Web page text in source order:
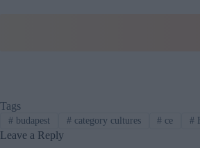
Tags
#budapest #category cultures # ce #
Leave a Reply